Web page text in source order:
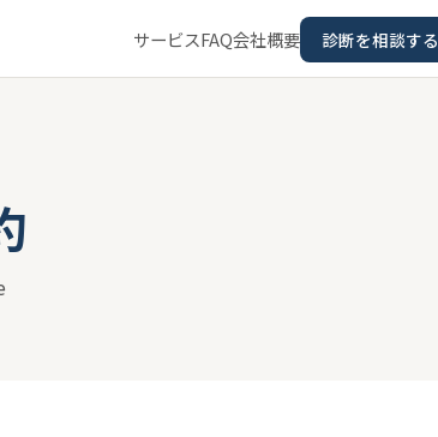
サービスFAQ会社概要 診断を相談する